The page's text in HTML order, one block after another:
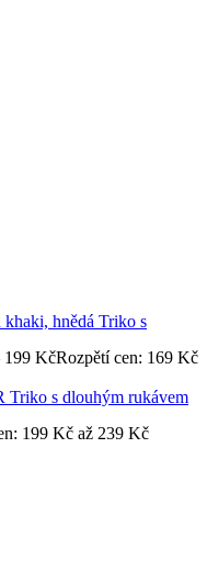
Triko s
199 KčRozpětí cen: 169 Kč
Triko s dlouhým rukávem
199 Kč až 239 Kč